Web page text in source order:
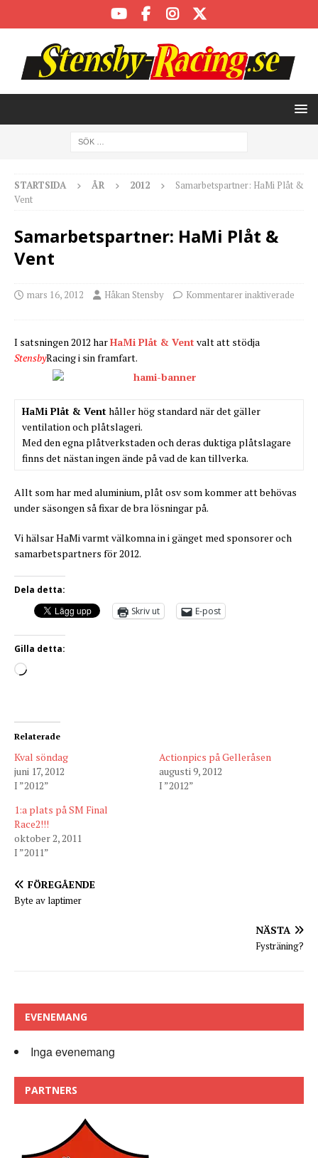
STARTSIDA ÅR 2012
Samarbetspartner: HaMi Plåt &
Vent
Samarbetspartner: HaMi Plåt &
Vent
mars 16, 2012 Håkan Stensby Kommentarer inaktiverade
I satsningen 2012 harHaMi Plåt & Vent valt att stödja
StensbyRacing i sin framfart.
HaMi Plåt & Venthåller hög standard när det gäller
ventilation och plåtslageri.
Med den egna plåtverkstaden och deras duktiga plåtslagare
finns det nästan ingen ände på vad de kan tillverka.
Allt som har med aluminium, plåt osv som kommer att behövas
under säsongen så fixar de bra lösningar på.
Vi hälsar HaMi varmt välkomna in i gänget med sponsorer och
samarbetspartners för 2012.
Dela detta:
Skriv ut
E-post
Gilla detta:
Relaterade
Kval söndag
juni 17, 2012
I ”2012”
Actionpics på Gelleråsen
augusti 9, 2012
I ”2012”
1:a plats på SM Final
Race2!!!
oktober 2, 2011
I ”2011”
FÖREGÅENDE
Byte av laptimer
NÄSTA
Fysträning?
EVENEMANG
Inga evenemang
PARTNERS